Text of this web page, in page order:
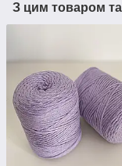
З цим товаром